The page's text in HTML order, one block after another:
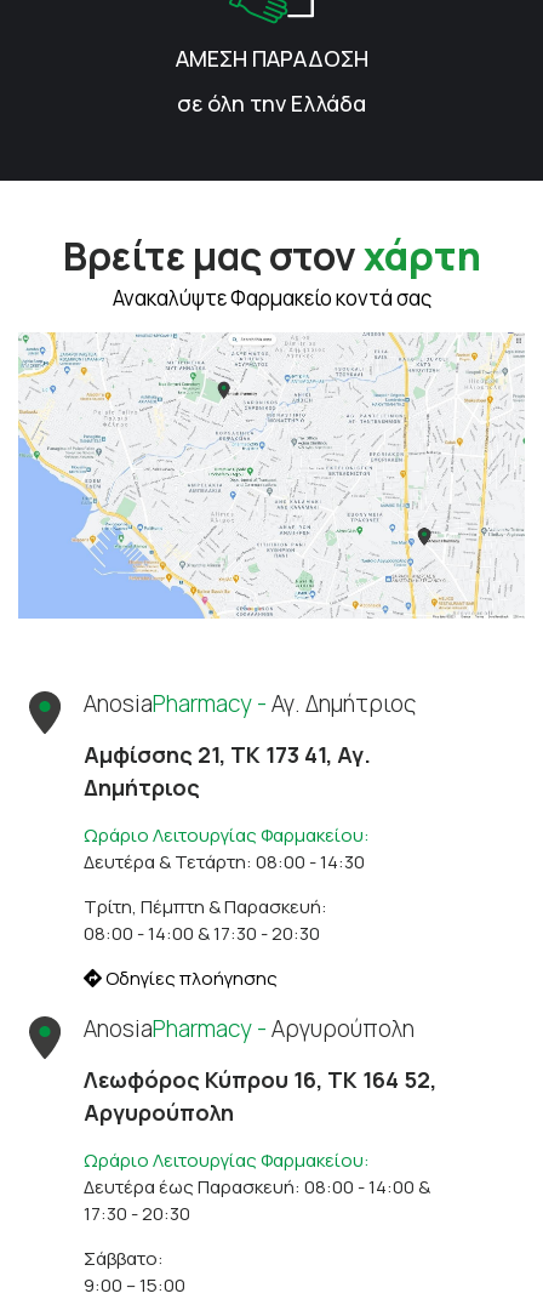
ΑΜΕΣΗ ΠΑΡΑΔΟΣΗ
σε όλη την Ελλάδα
Βρείτε μας στονχάρτη
Ανακαλύψτε Φαρμακείο κοντά σας
AnosiaPharmacy -Αγ. Δημήτριος
Αμφίσσης 21, ΤΚ 173 41, Αγ.
Δημήτριος
Ωράριο Λειτουργίας Φαρμακείου:
Δευτέρα & Τετάρτη: 08:00 - 14:30
Τρίτη, Πέμπτη & Παρασκευή:
08:00 - 14:00 & 17:30 - 20:30
Οδηγίες πλοήγησης
AnosiaPharmacy -Αργυρούπολη
Λεωφόρος Κύπρου 16, ΤΚ 164 52,
Αργυρούπολη
Ωράριο Λειτουργίας Φαρμακείου:
Δευτέρα έως Παρασκευή: 08:00 - 14:00 &
17:30 - 20:30
Σάββατο:
9:00 – 15:00